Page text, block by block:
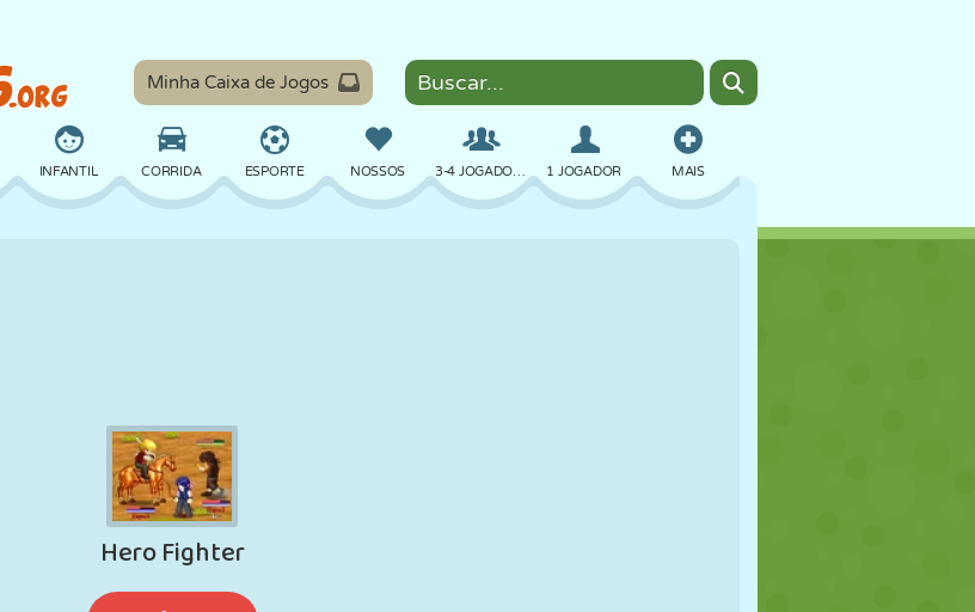
Minha Caixa de Jogos
MAIS
INFANTIL CORRIDA ESPORTE NOSSOS 3-4 JOGADORES 1 JOGADOR
MONSTRO
CORRER